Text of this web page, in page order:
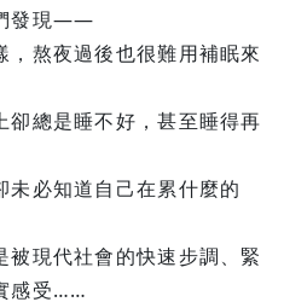
發現——
熬夜過後也很難用補眠來
卻總是睡不好，甚至睡得再
必知道自己在累什麼的
現代社會的快速步調、緊
感受……